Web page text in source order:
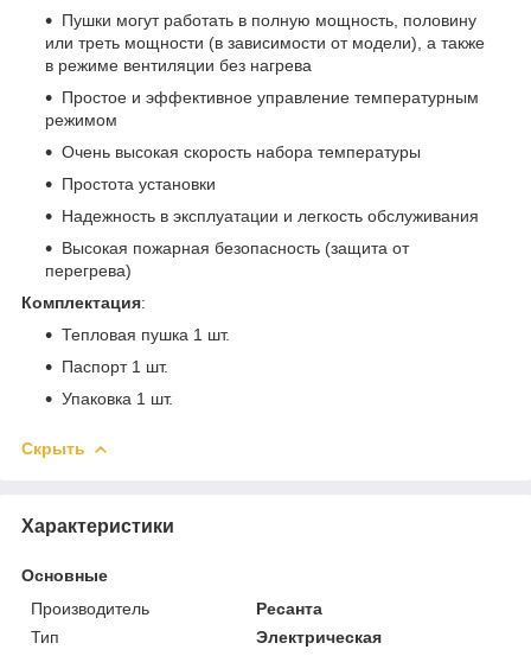
Пушки могут работать в полную мощность, половину
или треть мощности (в зависимости от модели), а также
в режиме вентиляции без нагрева
Простое и эффективное управление температурным
режимом
Очень высокая скорость набора температуры
Простота установки
Надежность в эксплуатации и легкость обслуживания
Высокая пожарная безопасность (защита от
перегрева)
Комплектация:
Тепловая пушка 1 шт.
Паспорт 1 шт.
Упаковка 1 шт.
Скрыть
Характеристики
Основные
Производитель
Ресанта
Тип
Электрическая